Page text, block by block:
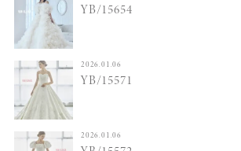
YB/15654
2026.01.06
YB/15571
2026.01.06